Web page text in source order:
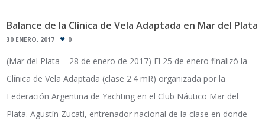
Balance de la Clínica de Vela Adaptada en Mar del Plata
30 ENERO, 2017 0
(Mar del Plata – 28 de enero de 2017) El 25 de enero finalizó la
Clínica de Vela Adaptada (clase 2.4 mR) organizada por la
Federación Argentina de Yachting en el Club Náutico Mar del
Plata. Agustín Zucati, entrenador nacional de la clase en donde